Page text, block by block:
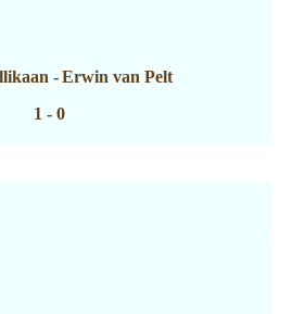
- Erwin van Pelt
1 - 0